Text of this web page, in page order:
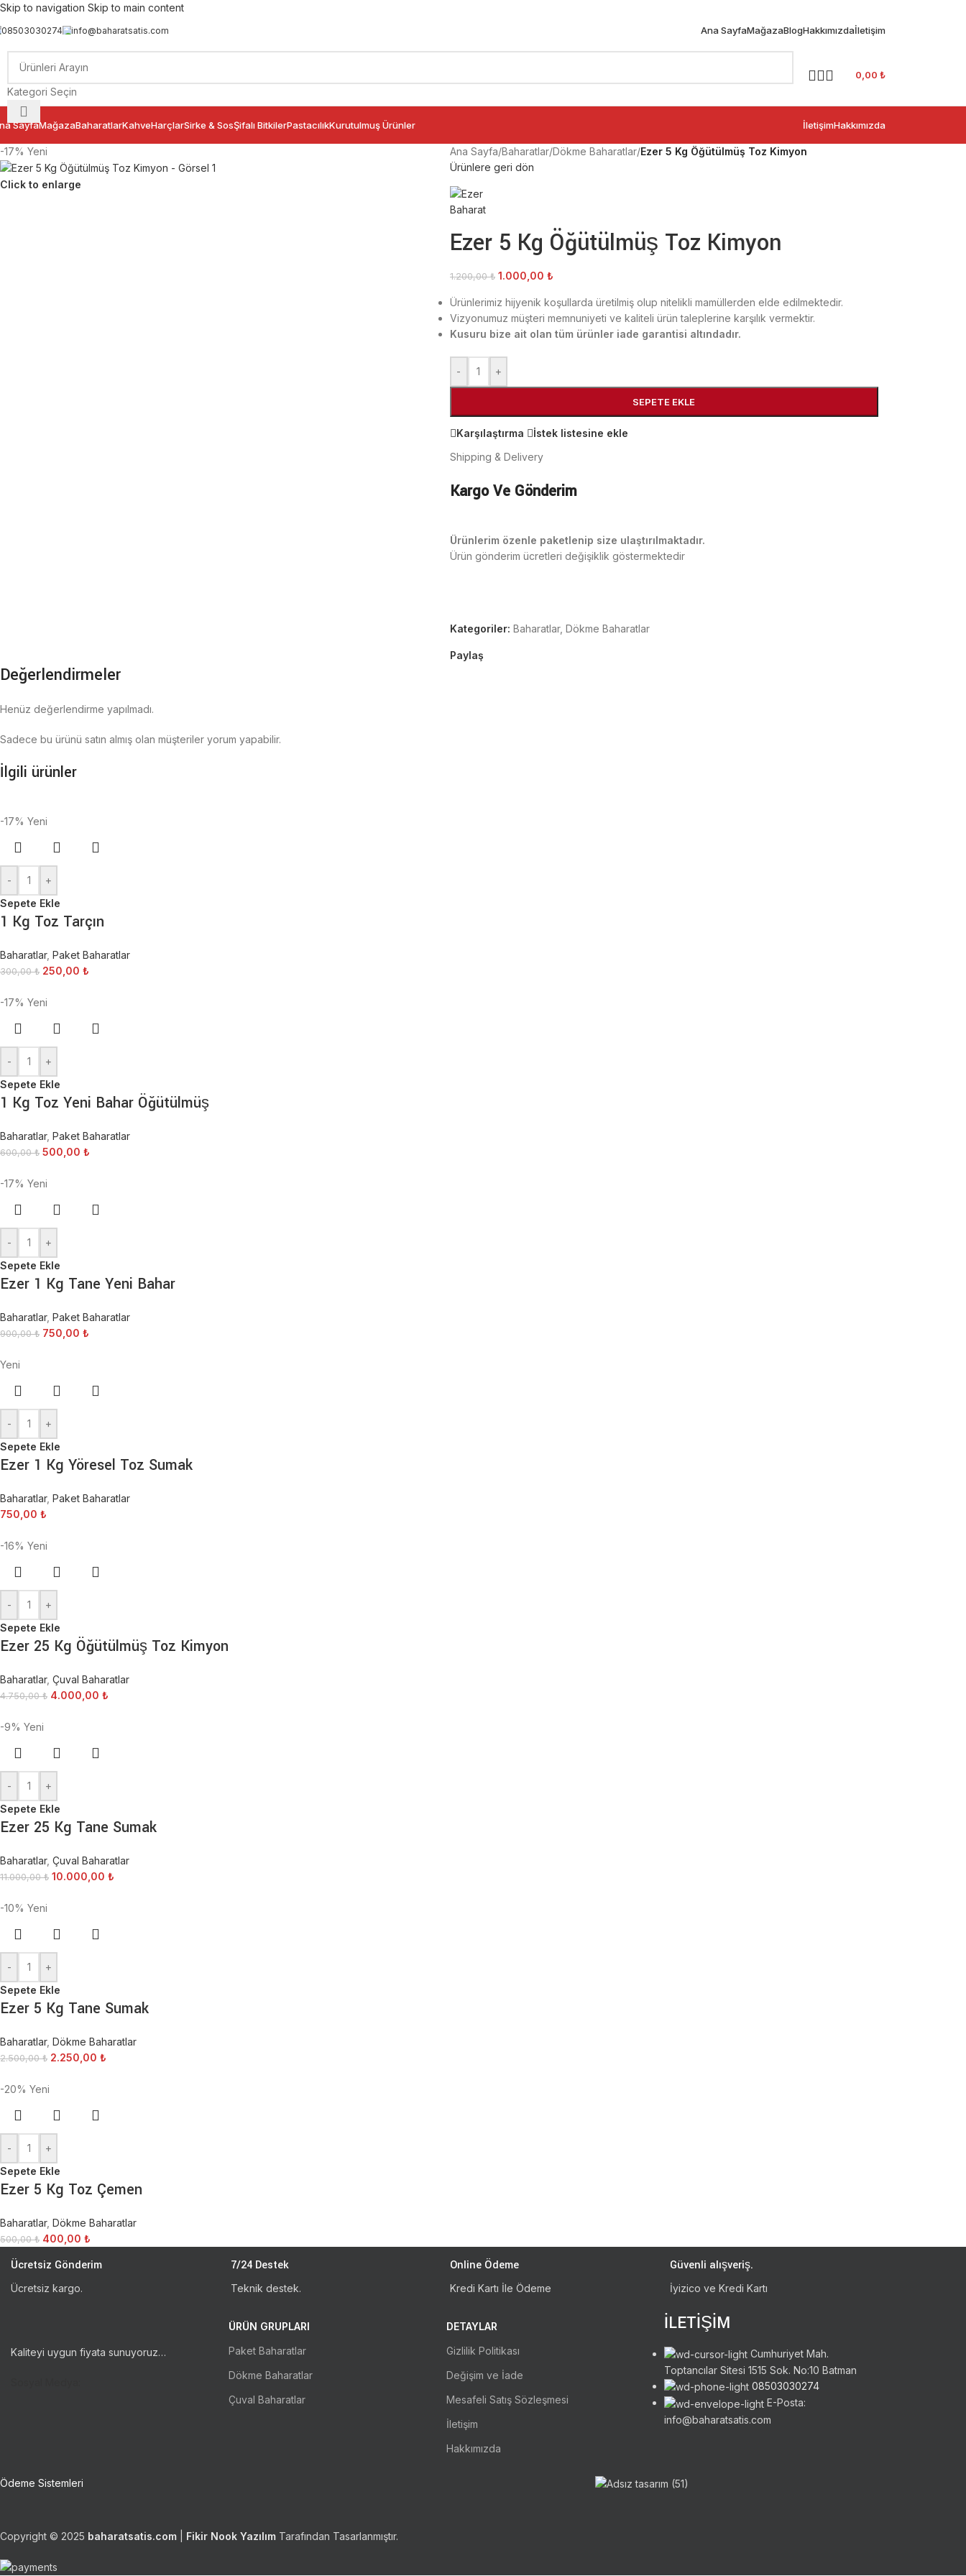
Skip to navigation Skip to main content
08503030274 info@baharatsatis.com Ana SayfaMağazaBlogHakkımızdaİletişim
Kategori Seçin
0,00 ₺
SayfaMağazaBaharatlarKahveHarçlarSirke & SosŞifalı BitkilerPastacılıkKurutulmuş Ürünler İletişimHakkımızda
-17% Yeni
Click to enlarge
Ana Sayfa/Baharatlar/Dökme Baharatlar/Ezer 5 Kg Öğütülmüş Toz Kimyon
Ürünlere geri dön
Ezer 5 Kg Öğütülmüş Toz Kimyon
1.200,00₺ 1.000,00 ₺
Ürünlerimiz hijyenik koşullarda üretilmiş olup nitelikli mamüllerden elde edilmektedir.
Vizyonumuz müşteri memnuniyeti ve kaliteli ürün taleplerine karşılık vermektir.
Kusuru bize ait olan tüm ürünler iade garantisi altındadır.
- +
SEPETE EKLE
Karşılaştırma
İstek listesine ekle
Shipping & Delivery
Kargo Ve Gönderim
Ürünlerim özenle paketlenip size ulaştırılmaktadır.
Ürün gönderim ücretleri değişiklik göstermektedir
Kategoriler: Baharatlar, Dökme Baharatlar
Paylaş
Değerlendirmeler
Henüz değerlendirme yapılmadı.
Sadece bu ürünü satın almış olan müşteriler yorum yapabilir.
İlgili ürünler
-17% Yeni
-
+
Sepete Ekle
1 Kg Toz Tarçın
Baharatlar, Paket Baharatlar
300,00₺ 250,00 ₺
-17% Yeni
-
+
Sepete Ekle
1 Kg Toz Yeni Bahar Öğütülmüş
Baharatlar, Paket Baharatlar
600,00₺ 500,00 ₺
-17% Yeni
-
+
Sepete Ekle
Ezer 1 Kg Tane Yeni Bahar
Baharatlar, Paket Baharatlar
900,00₺ 750,00 ₺
Yeni
-
+
Sepete Ekle
Ezer 1 Kg Yöresel Toz Sumak
Baharatlar, Paket Baharatlar
750,00 ₺
-16% Yeni
-
+
Sepete Ekle
Ezer 25 Kg Öğütülmüş Toz Kimyon
Baharatlar, Çuval Baharatlar
4.750,00₺ 4.000,00 ₺
-9% Yeni
-
+
Sepete Ekle
Ezer 25 Kg Tane Sumak
Baharatlar, Çuval Baharatlar
11.000,00₺ 10.000,00 ₺
-10% Yeni
-
+
Sepete Ekle
Ezer 5 Kg Tane Sumak
Baharatlar, Dökme Baharatlar
2.500,00₺ 2.250,00 ₺
-20% Yeni
-
+
Sepete Ekle
Ezer 5 Kg Toz Çemen
Baharatlar, Dökme Baharatlar
500,00₺ 400,00 ₺
Ücretsiz Gönderim
Ücretsiz kargo.
7/24 Destek
Teknik destek.
Online Ödeme
Kredi Kartı İle Ödeme
Güvenli alışveriş.
İyizico ve Kredi Kartı
Kaliteyi uygun fiyata sunuyoruz…
ÜRÜN GRUPLARI
Paket Baharatlar
Dökme Baharatlar
Çuval Baharatlar
DETAYLAR
Gizlilik Politikası
Değişim ve İade
Mesafeli Satış Sözleşmesi
İletişim
Hakkımızda
İLETİŞİM
Cumhuriyet Mah.
Toptancılar Sitesi 1515 Sok. No:10 Batman
08503030274
E-Posta:
info@baharatsatis.com
Ödeme Sistemleri
Copyright © 2025 baharatsatis.com Fikir Nook Yazılım Tarafından Tasarlanmıştır.